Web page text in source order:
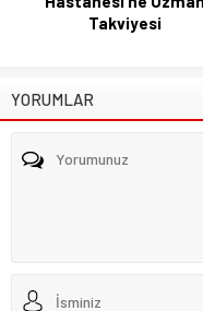
Takviyesi
YORUMLAR